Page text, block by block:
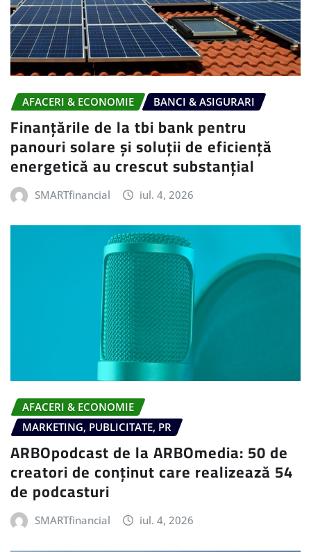
AFACERI & ECONOMIE BANCI & ASIGURARI
Finanțările de la tbi bank pentru
panouri solare și soluții de eficiență
energetică au crescut substanțial
SMARTfinancial iul. 4, 2026
AFACERI & ECONOMIE
MARKETING, PUBLICITATE, PR
ARBOpodcast de la ARBOmedia: 50 de
creatori de conținut care realizează 54
de podcasturi
SMARTfinancial iul. 4, 2026